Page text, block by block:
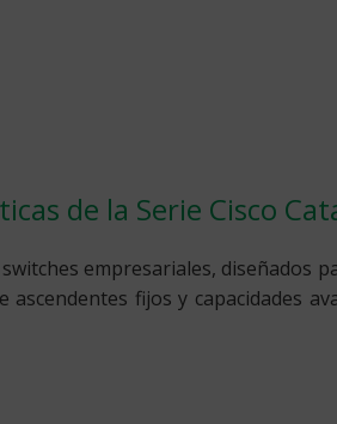
de la Serie Cisco
empresariales, diseñados
fijos y capacidades